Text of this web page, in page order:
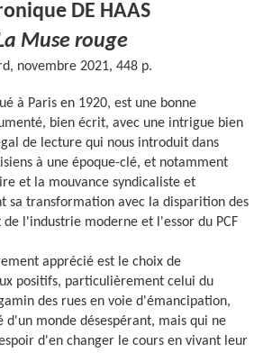
DE HAAS
Muse rouge
novembre 2021, 448 p.
à Paris en 1920, est une bonne
bien écrit, avec une intrigue bien
de lecture qui nous introduit dans
à une époque-clé, et notamment
et la mouvance syndicaliste et
sa transformation avec la disparition des
l'industrie moderne et l'essor du PCF
apprécié est le choix de
positifs, particulièrement celui du
des rues en voie d'émancipation,
monde désespérant, mais qui ne
d'en changer le cours en vivant leur